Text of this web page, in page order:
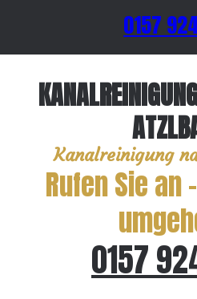
0157
Kanalreinigung
Rufen Sie an
0157